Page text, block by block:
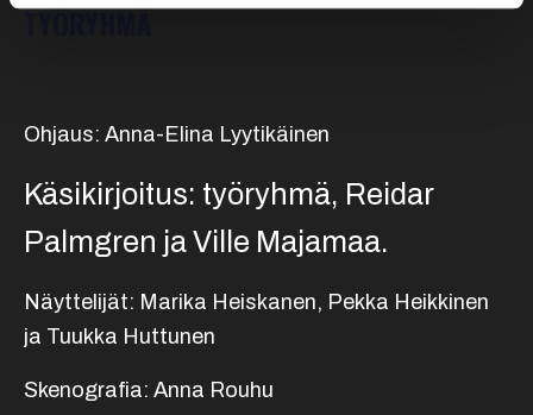
TYÖRYHMÄ
Ohjaus: Anna-Elina Lyytikäinen
Käsikirjoitus: työryhmä, Reidar
Palmgren ja Ville Majamaa.
Näyttelijät: Marika Heiskanen, Pekka Heikkinen
ja Tuukka Huttunen
Skenografia: Anna Rouhu